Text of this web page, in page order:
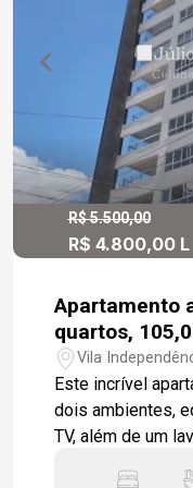
principais
próximo a
precisa no dia a dia. Ideal para quem
conforto,
família.
R$ 5.500,00
R$ 4.800,00 L
Apartamento
quartos,
Residência
Vila
Este incrível
dois ambientes,
TV, além de um